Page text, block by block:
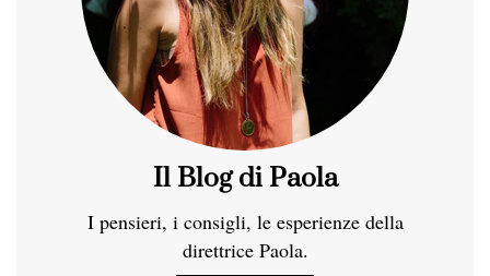
Il Blog di Paola
I pensieri, i consigli, le esperienze della
direttrice Paola.